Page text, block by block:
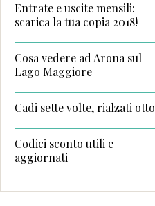
Entrate e uscite mensili:
scarica la tua copia 2018!
Cosa vedere ad Arona sul
Lago Maggiore
Cadi sette volte, rialzati otto
Codici sconto utili e
aggiornati